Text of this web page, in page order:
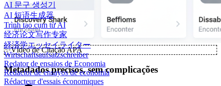
AI 문구 생성기
AI 短语生成器
Trình tạo cụm từ AI
经济论文写作专家
経済学エッセイライター
Wirtschaftsaufsatzschreiber
Redator de ensaios de Economia
Redactor de ensayos de economía
Rédacteur d'essais économiques
✨Vídeo de Citação APA
Metadados precisos, sem complicações